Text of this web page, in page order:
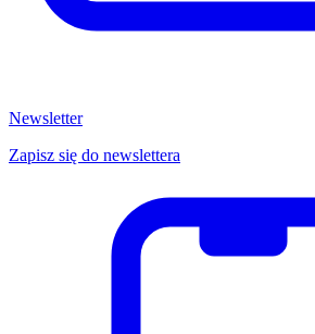
Newsletter
Zapisz się do newslettera